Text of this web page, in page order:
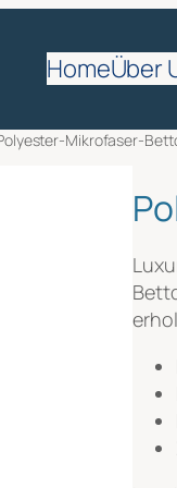
HomeÜber
Mikrofaser-
*